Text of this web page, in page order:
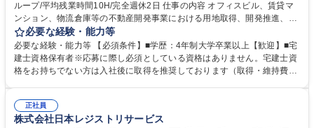
ループ/平均残業時間10H/完全週休2日 仕事の内容 オフィスビル、賃貸マ
ンション、物流倉庫等の不動産開発事業における用地取得、開発推進、賃
貸運営、売却、仲介・活用提案等を行う営業部門において事務業務を担当
いただきます。 【詳細】・契約書管理、契約書製本、捺印対応、ファイリ
ング、登記簿取得、調書取得・支払業務（各種費用支払、支払管理、請
求・支払データ登録、取引先マスター申請対応）・予算作成及び予実管
の他に担当頂く業務が発生する場合があります。 募集職種 【営業事務】
業務職/三井物産グループ/平均残業時間10H/完全週休2日
必要な経験・能力等
必要な経験・能力等 【必須条件】■学歴：4年制大学卒業以上【歓迎】■宅
建士資格保有者※応募に際し必須としている資格はありません。宅建士資
格をお持ちでない方は入社後に取得を推奨しております（取得・維持費用
ション力がある方。 ・チャレンジを厭わず、粘り強く業務に取り組める
方。多様な関係者と謙虚に信頼関係を構築でき、期限を意識したスケジュ
正社員
株式会社日本レジストリサービス